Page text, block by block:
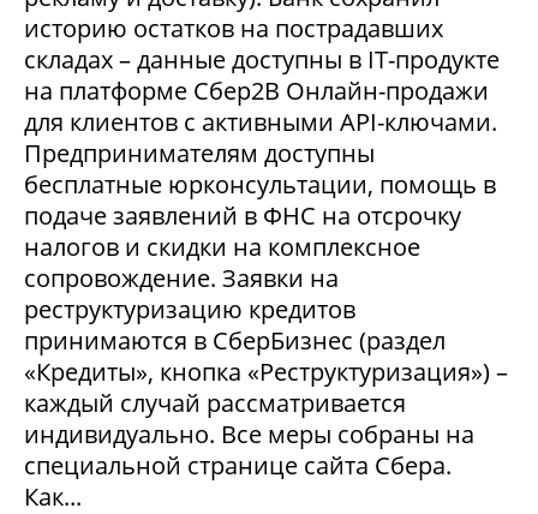
историю остатков на пострадавших
складах – данные доступны в IT-продукте
на платформе Сбер2В Онлайн-продажи
для клиентов с активными API-ключами.
Предпринимателям доступны
бесплатные юрконсультации, помощь в
подаче заявлений в ФНС на отсрочку
налогов и скидки на комплексное
сопровождение. Заявки на
реструктуризацию кредитов
принимаются в СберБизнес (раздел
«Кредиты», кнопка «Реструктуризация») –
каждый случай рассматривается
индивидуально. Все меры собраны на
специальной странице сайта Сбера.
Как...